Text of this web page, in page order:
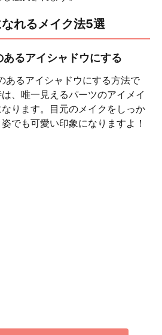
れるメイク法5選
るアイシャドウにする
あるアイシャドウにする方法で
、唯一見えるパーツのアイメイ
ります。目元のメイクをしっか
でも可愛い印象になりますよ！